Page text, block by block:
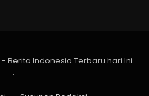
Berita Indonesia Terbaru hari Ini
.